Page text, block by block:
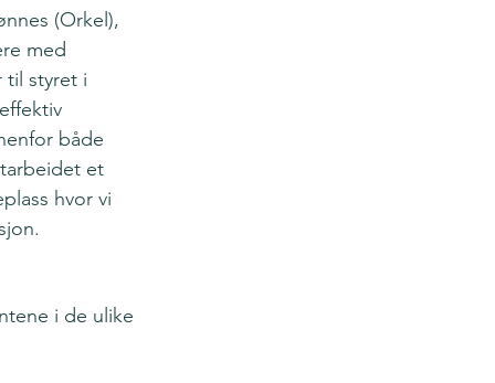
(Orkel),
med
til styret i
både
et
hvor vi
i de ulike